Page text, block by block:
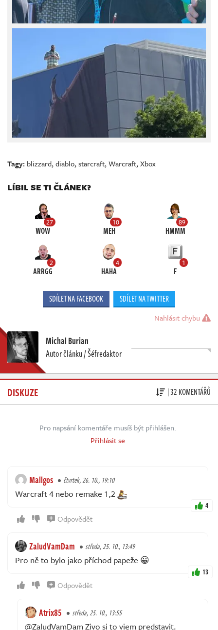
Tagy: blizzard,diablo,starcraft,Warcraft,Xbox
LÍBIL SE TI ČLÁNEK?
27
WOW
10
MEH
89
HMMM
2
ARRGG
4
HAHA
1
F
SDÍLET NA FACEBOOK SDÍLET NA TWITTER
Nahlásit chybu
Michal Burian
Autor článku / Šéfredaktor
DISKUZE | 32 KOMENTÁŘŮ
Pro napsání komentáře musíš být přihlášen.
Přihlásit se
Mallgos čtvrtek, 26. 10., 19:10
Warcraft 4 nebo remake 1,2
4
Odpovědět
ZaludVamDam středa, 25. 10., 13:49
Pro ně to bylo jako příchod papeže 😀
13
Odpovědět
Atrix85 středa, 25. 10., 13:55
@ZaludVamDam Zivo si to viem predstavit.